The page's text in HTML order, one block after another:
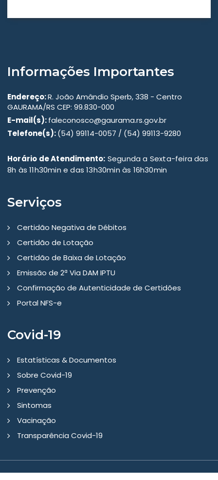
Informações Importantes
Endereço:R. João Amândio Sperb, 338 - Centro
GAURAMA/RS CEP: 99.830-000
E-mail(s):faleconosco@gaurama.rs.gov.br
Telefone(s):(54) 99114-0057 / (54) 99113-9280
Horário de Atendimento: Segunda a Sexta-feira das
8h às 11h30min e das 13h30min às 16h30min
Serviços
Certidão Negativa de Débitos
Certidão de Lotação
Certidão de Baixa de Lotação
Emissão de 2ª Via DAM IPTU
Confirmação de Autenticidade de Certidões
Portal NFS-e
Covid-19
Estatísticas & Documentos
Sobre Covid-19
Prevenção
Sintomas
Vacinação
Transparência Covid-19